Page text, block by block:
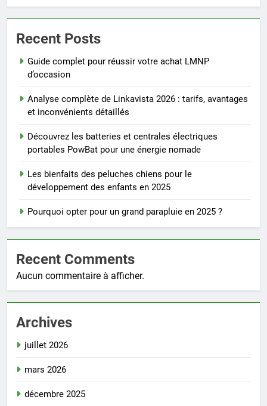
Recent Posts
Guide complet pour réussir votre achat LMNP
d’occasion
Analyse complète de Linkavista 2026 : tarifs, avantages
et inconvénients détaillés
Découvrez les batteries et centrales électriques
portables PowBat pour une énergie nomade
Les bienfaits des peluches chiens pour le
développement des enfants en 2025
Pourquoi opter pour un grand parapluie en 2025 ?
Recent Comments
Aucun commentaire à afficher.
Archives
juillet 2026
mars 2026
décembre 2025